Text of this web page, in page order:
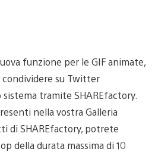
funzione per le GIF animate,
su Twitter
tramite SHAREfactory.
nella vostra Galleria
di SHAREfactory, potrete
della durata massima di 10